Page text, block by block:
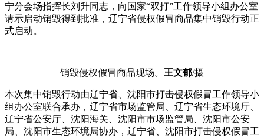
宁分会场指挥长刘升同志，向国家“双打”工作领导小组办公室
请示启动销毁得到批准，辽宁省侵权假冒商品集中销毁行动正
式启动。
销毁侵权假冒商品现场。 王文郁/摄
本次集中销毁行动由辽宁省、沈阳市打击侵权假冒工作领导小
组办公室联合承办，辽宁省市场监管局、辽宁省生态环境厅、
辽宁省公安厅、沈阳海关、沈阳市市场监管局、沈阳市公安
局、沈阳市生态环境局协办，辽宁省、沈阳市打击侵权假冒工